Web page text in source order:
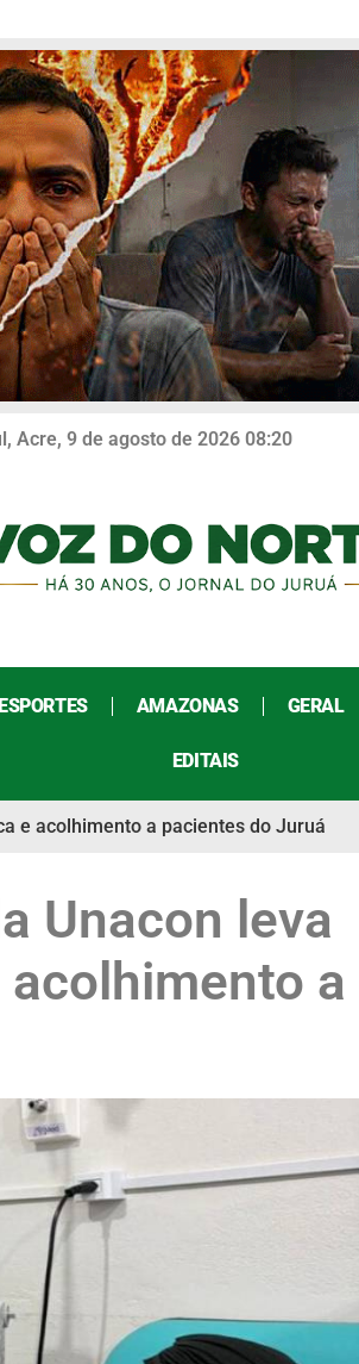
Acre, 9 de agosto de 2026 08:20
ESPORTES AMAZONAS GERAL
EDITAIS
e acolhimento a pacientes do Juruá
Unacon leva
a